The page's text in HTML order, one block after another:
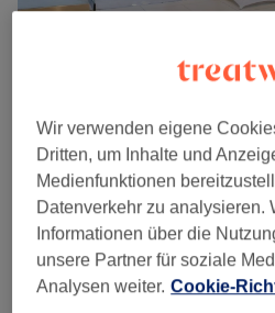
Salonbewertungen
4,8
Wir verwenden eigene
Dritten, um Inhalte und
Medienfunktionen
Datenverkehr zu analysieren.
Informationen über die
unsere Partner für soziale
Analysen weiter. Cookie-